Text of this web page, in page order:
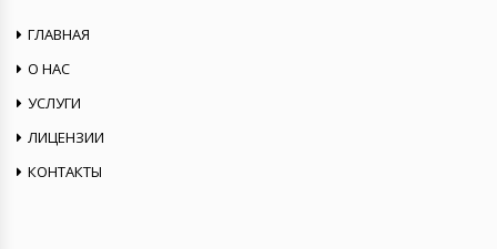
ГЛАВНАЯ
О НАС
УСЛУГИ
ЛИЦЕНЗИИ
КОНТАКТЫ